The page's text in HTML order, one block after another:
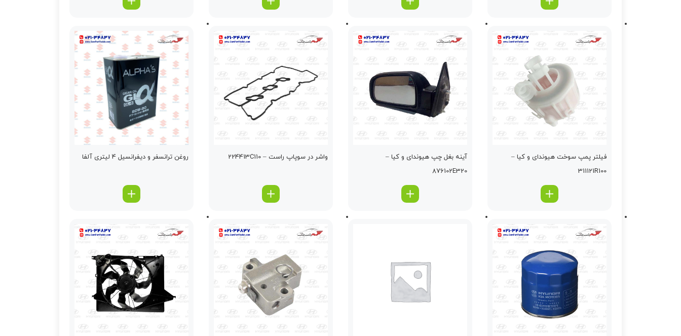
فيلتر پمپ سوخت هیوندای و کیا –
311121R100
آينه بغل چپ هیوندای و کیا –
876102E320
واشر در سوپاپ راست – 224413C110 روغن ترانسفر و دیفرانسیل 4 لیتری آلفا